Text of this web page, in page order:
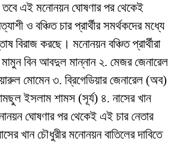
এই মনোনয়ন ঘোষণার পর থেকেই
ও বঞ্চিত চার প্রার্থীর সমর্থকদের মধ্যে
বিরাজ করছে। মনোনয়ন বঞ্চিত প্রার্থীরা
বিন আবদুল মান্নান ২. মেজর জেনারেল
মোমেন ৩. ব্রিগেডিয়ার জেনারেল (অব)
ইসলাম শামস (সূর্য) ৪. নাসের খান
ঘোষণার পর থেকেই এই চার নেতার
খান চৌধুরীর মনোনয়ন বাতিলের দাবিতে